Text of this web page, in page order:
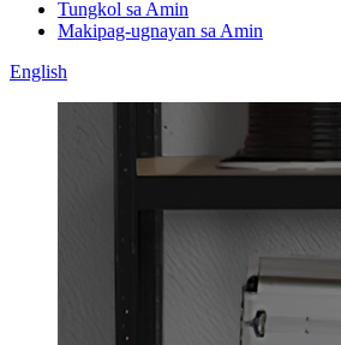
Tungkol sa Amin
Makipag-ugnayan sa Amin
English